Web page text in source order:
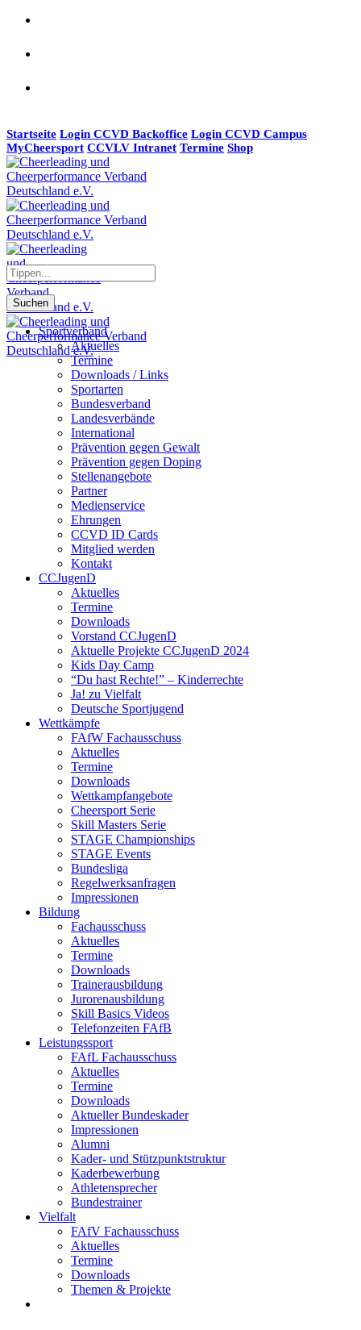
Startseite Login CCVD Backoffice Login CCVD Campus
MyCheersport CCVLV Intranet Termine Shop
Suchen
Sportverband
Aktuelles
Termine
Downloads / Links
Sportarten
Bundesverband
Landesverbände
International
Prävention gegen Gewalt
Prävention gegen Doping
Stellenangebote
Partner
Medienservice
Ehrungen
CCVD ID Cards
Mitglied werden
Kontakt
CCJugenD
Aktuelles
Termine
Downloads
Vorstand CCJugenD
Aktuelle Projekte CCJugenD 2024
Kids Day Camp
“Du hast Rechte!” – Kinderrechte
Ja! zu Vielfalt
Deutsche Sportjugend
Wettkämpfe
FAfW Fachausschuss
Aktuelles
Termine
Downloads
Wettkampfangebote
Cheersport Serie
Skill Masters Serie
STAGE Championships
STAGE Events
Bundesliga
Regelwerksanfragen
Impressionen
Bildung
Fachausschuss
Aktuelles
Termine
Downloads
Trainerausbildung
Jurorenausbildung
Skill Basics Videos
Telefonzeiten FAfB
Leistungssport
FAfL Fachausschuss
Aktuelles
Termine
Downloads
Aktueller Bundeskader
Impressionen
Alumni
Kader- und Stützpunktstruktur
Kaderbewerbung
Athletensprecher
Bundestrainer
Vielfalt
FAfV Fachausschuss
Aktuelles
Termine
Downloads
Themen & Projekte